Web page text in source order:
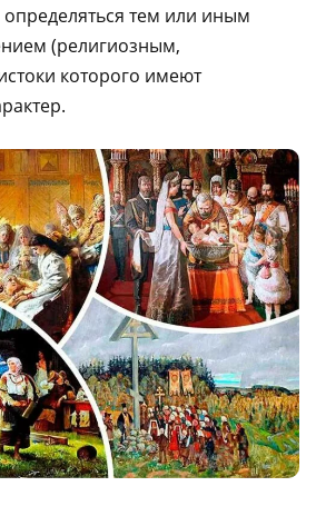
тем или иным
(религиозным,
которого имеют